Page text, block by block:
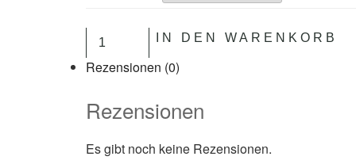
IN DEN WARENKORB
Rezensionen (0)
Rezensionen
Es gibt noch keine Rezensionen.